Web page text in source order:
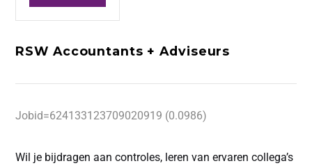
RSW Accountants + Adviseurs
Jobid=624133123709020919 (0.0986)
Wil je bijdragen aan controles, leren van ervaren collega’s